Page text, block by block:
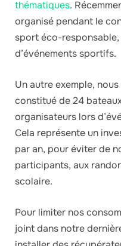
thématiques.
organisé pendant le
sport éco-
d’événements sportifs.
Un autre exemple,
constitué de 24
organisateurs lors
Cela représente un
par an, pour éviter de
participants, aux
scolaire.
Pour limiter nos
joint dans notre